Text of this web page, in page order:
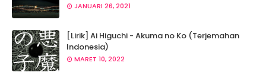
JANUARI 26, 2021
[Lirik] Ai Higuchi - Akuma no Ko (Terjemahan
Indonesia)
MARET 10, 2022